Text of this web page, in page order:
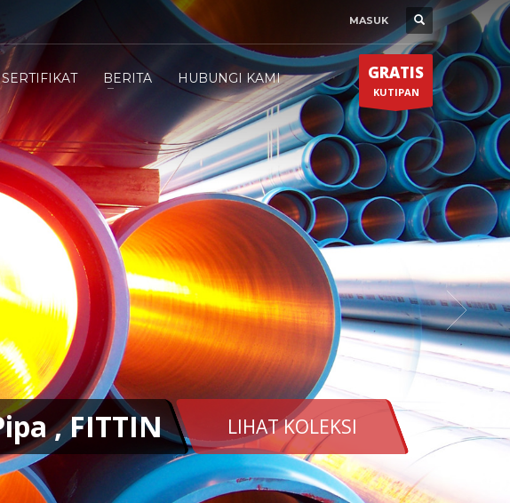
MASUK
SERTIFIKAT BERITA HUBUNGI KAMI GRATIS
KUTIPAN
Sistem Pipa CLAD PIPES
PIPA, Induksi tikungan , Fitting
CANGZHOU TAURUS PIPELINE SYSTEM PIPE TECHNOLOCIE, LTD